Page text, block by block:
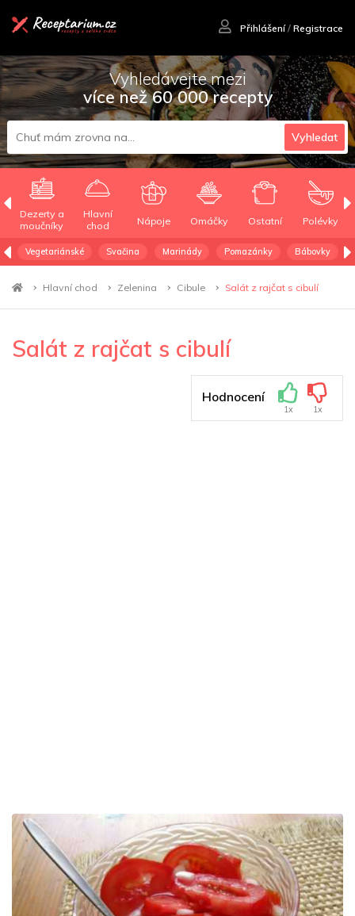
Přihlášení/ Registrace
Vyhledávejte mezi
více než 60 000 recepty
Vyhledat
Dezerty a
moučníky
Hlavní
chod
Nápoje Omáčky Ostatní Polévky
Vegetariánské Svačina Marinády Pomazánky Bábovky
Hlavní chod Zelenina Cibule Salát z rajčat s cibulí
Salát z rajčat s cibulí
Hodnocení
1x 1x